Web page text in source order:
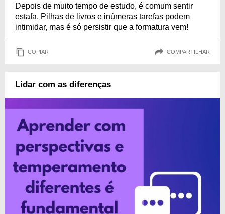
Depois de muito tempo de estudo, é comum sentir
estafa. Pilhas de livros e inúmeras tarefas podem
intimidar, mas é só persistir que a formatura vem!
COPIAR COMPARTILHAR
Lidar com as diferenças